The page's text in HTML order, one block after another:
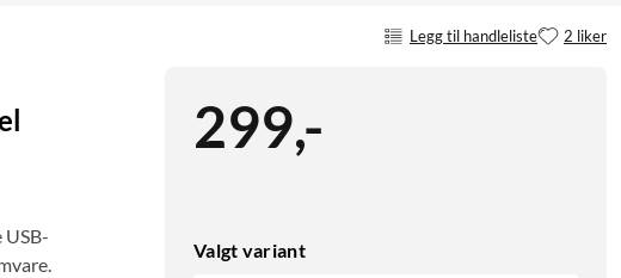
Legg til handleliste 2 liker
299,-
Valgt variant